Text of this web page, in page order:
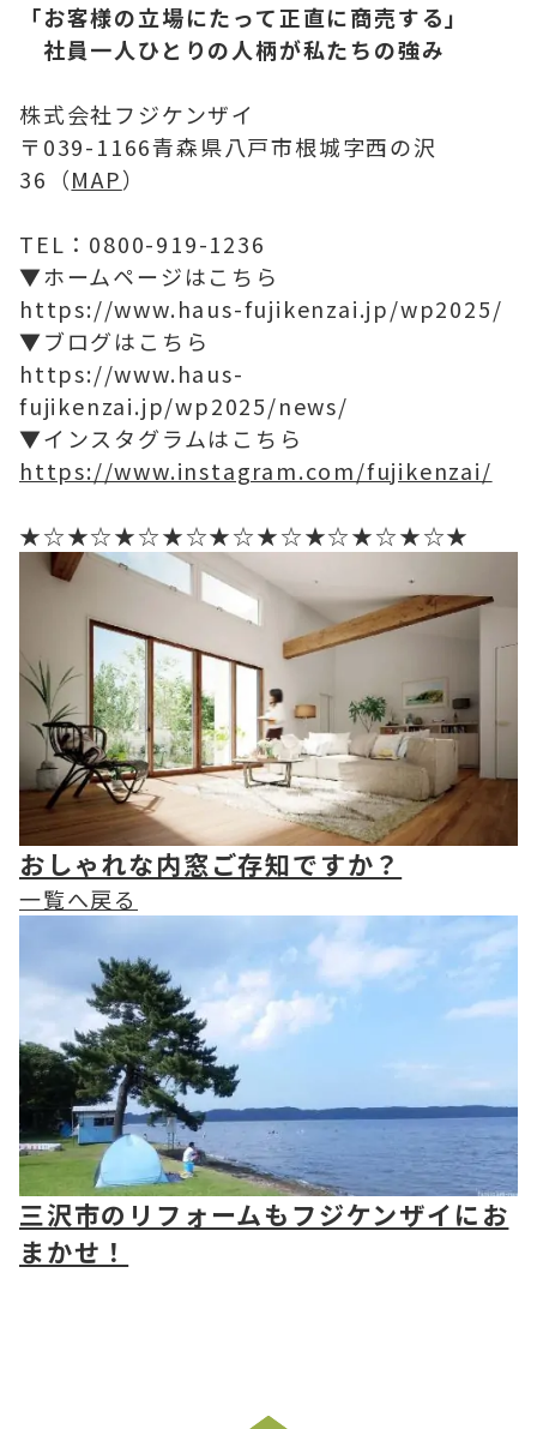
「お客様の立場にたって正直に商売する」
社員一人ひとりの人柄が私たちの強み
株式会社フジケンザイ
〒039-1166青森県八戸市根城字西の沢
36（MAP）
TEL：0800-919-1236
▼ホームページはこちら
https://www.haus-fujikenzai.jp/wp2025/
▼ブログはこちら
https://www.haus-
fujikenzai.jp/wp2025/news/
▼インスタグラムはこちら
https://www.instagram.com/fujikenzai/
★☆★☆★☆★☆★☆★☆★☆★☆★☆★
おしゃれな内窓ご存知ですか？
一覧へ戻る
三沢市のリフォームもフジケンザイにお
まかせ！